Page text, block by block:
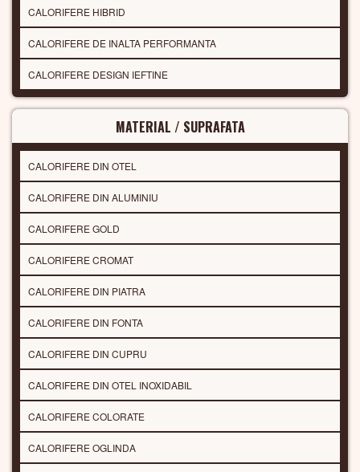
CALORIFERE HIBRID
CALORIFERE DE INALTA PERFORMANTA
CALORIFERE DESIGN IEFTINE
MATERIAL / SUPRAFATA
CALORIFERE DIN OTEL
CALORIFERE DIN ALUMINIU
CALORIFERE GOLD
CALORIFERE CROMAT
CALORIFERE DIN PIATRA
CALORIFERE DIN FONTA
CALORIFERE DIN CUPRU
CALORIFERE DIN OTEL INOXIDABIL
CALORIFERE COLORATE
CALORIFERE OGLINDA